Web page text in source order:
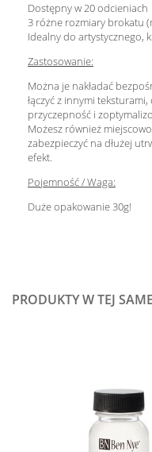
Dostępny w 20 odcieniach
3 różne rozmiary brokatu
Idealny do artystycznego,
Zastosowanie:
Można je nakładać
łączyć z innymi
przyczepność i
Możesz również
zabezpieczyć na dłużej
efekt.
Pojemność / Waga:
Duże opakowanie 30g!
PRODUKTY W TEJ